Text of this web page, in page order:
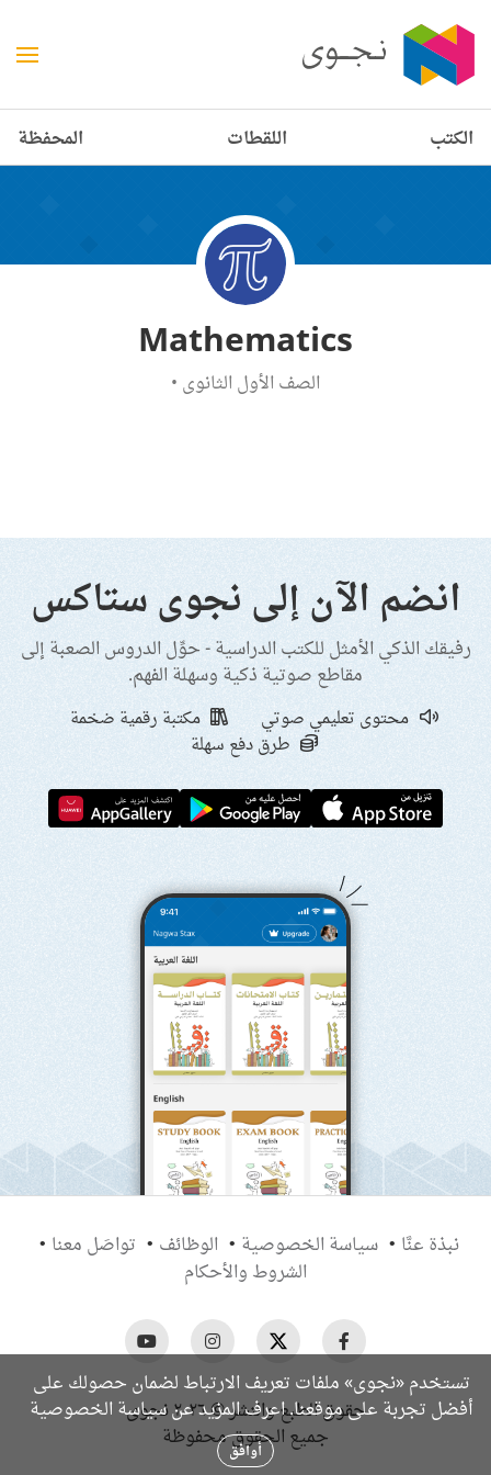
الكتب اللقطات المحفظة
Mathematics
الصف الأول الثانوي •
انضم الآن إلى نجوى ستاكس
رفيقك الذكي الأمثل للكتب الدراسية - حوِّل الدروس الصعبة إلى
مقاطع صوتية ذكية وسهلة الفهم.
محتوى تعليمي صوتي
مكتبة رقمية ضخمة
طرق دفع سهلة
نبذة عنَّا سياسة الخصوصية الوظائف
تواصَل معنا
الشروط والأحكام
حقوق الطبع والنشر © ٢٠٢٦ نجوى
جميع الحقوق محفوظة
تستخدم «نجوى» ملفات تعريف الارتباط لضمان حصولك على
أفضل تجربة على موقعنا. اعرف المزيد عنسياسة الخصوصية
أوافق